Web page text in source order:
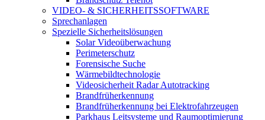
VIDEO- & SICHERHEITSSOFTWARE
Sprechanlagen
Spezielle Sicherheitslösungen
Solar Videoüberwachung
Perimeterschutz
Forensische Suche
Wärmebildtechnologie
Videosicherheit Radar Autotracking​
Brandfrüherkennung
Brandfrüherkennung bei Elektrofahrzeugen
Parkhaus Leitsysteme und Raumoptimierung